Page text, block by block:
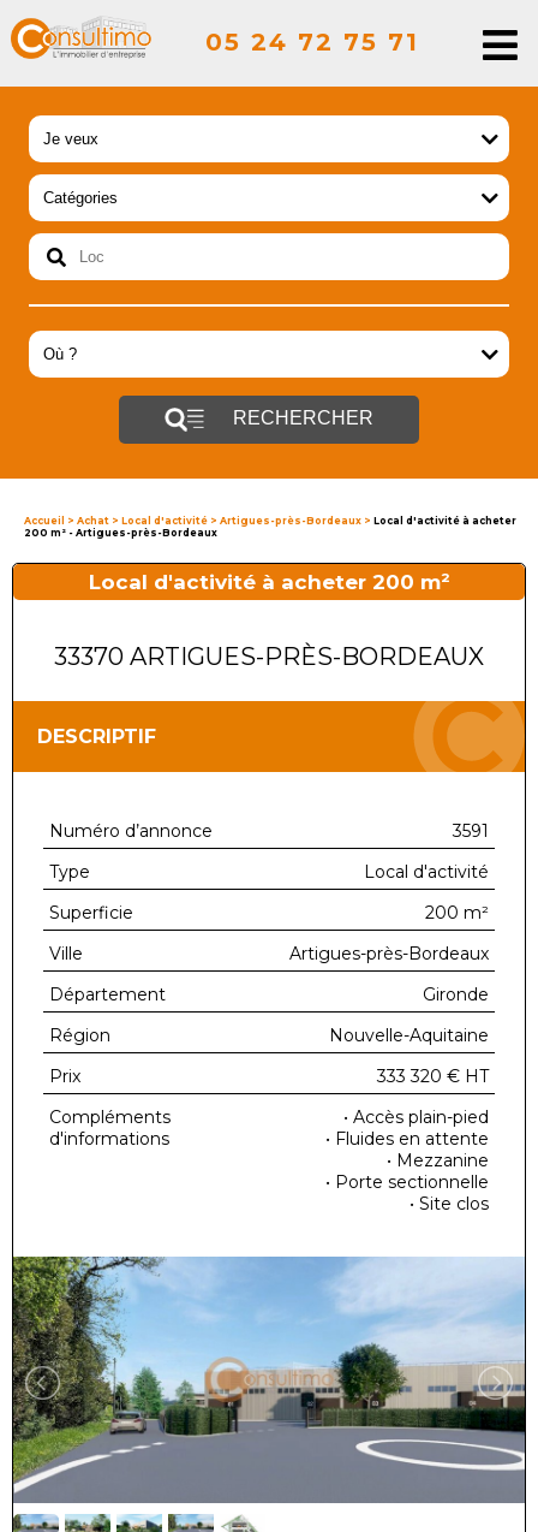
05 24 72 75 71
RECHERCHER
Accueil > Achat > Local d'activité > Artigues-près-Bordeaux > Local d'activité à acheter
200 m² - Artigues-près-Bordeaux
Local d'activité à acheter 200 m²
33370 ARTIGUES-PRÈS-BORDEAUX
DESCRIPTIF
Numéro d’annonce
3591
Type
Local d'activité
Superficie
200 m²
Ville
Artigues-près-Bordeaux
Département
Gironde
Région
Nouvelle-Aquitaine
Prix
333 320 € HT
Compléments
d'informations
• Accès plain-pied
• Fluides en attente
• Mezzanine
• Porte sectionnelle
• Site clos